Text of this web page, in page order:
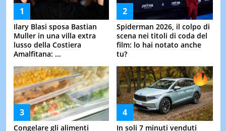
Ilary Blasi sposa Bastian
Muller in una villa extra
lusso della Costiera
Amalfitana: ...
Spiderman 2026, il colpo di
scena nei titoli di coda del
film: lo hai notato anche
tu?
Congelare gli alimenti
In soli 7 minuti venduti